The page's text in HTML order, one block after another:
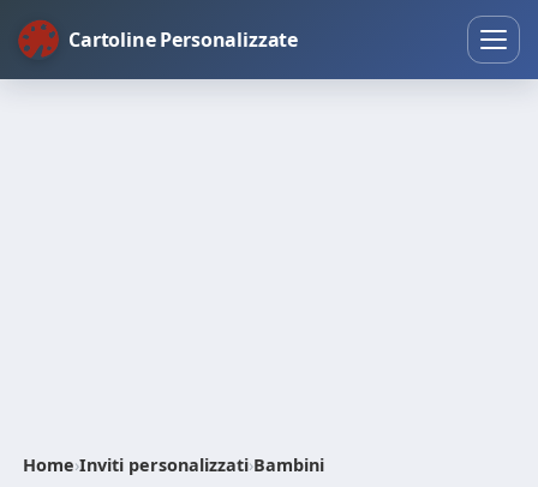
Cartoline Personalizzate
Home›Inviti personalizzati›Bambini